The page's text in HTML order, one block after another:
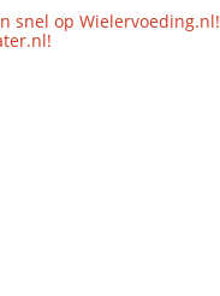
snel op Wielervoeding.nl!